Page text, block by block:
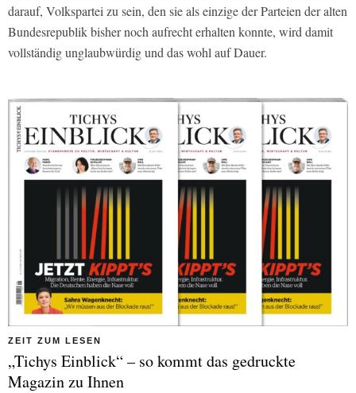
darauf, Volkspartei zu sein, den sie als einzige der Parteien der alten
Bundesrepublik bisher noch aufrecht erhalten konnte, wird damit
vollständig unglaubwürdig und das wohl auf Dauer.
ZEIT ZUM LESEN
„Tichys Einblick“ – so kommt das gedruckte
Magazin zu Ihnen